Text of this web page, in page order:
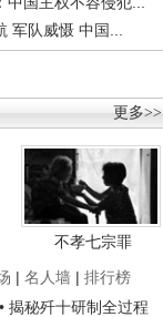
军队威慑 中国...
更多>>
不孝七宗罪
| 名人墙 | 排行榜
• 揭秘歼十研制全过程